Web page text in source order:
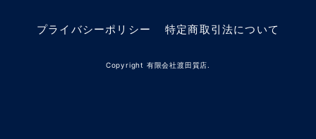
プライバシーポリシー 特定商取引法について
Copyright 有限会社渡田質店.